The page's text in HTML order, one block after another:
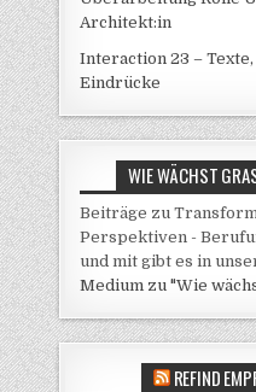
Architekt:in
Interaction 23 –
Eindrücke
WIE WÄCHST
Beiträge zu
Perspektiven -
und mit gibt es in
Medium zu "Wie
REFIND